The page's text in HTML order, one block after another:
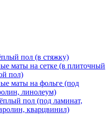
пол (в стяжку)
маты на сетке (в плиточный
пол)
маты на фольге (под
линолеум)
пол (под ламинат,
кварцвинил)